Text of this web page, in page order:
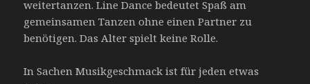
weitertanzen. Line Dance bedeutet Spaß am
gemeinsamen Tanzen ohne einen Partner zu
benötigen. Das Alter spielt keine Rolle.
In Sachen Musikgeschmack ist für jeden etwas